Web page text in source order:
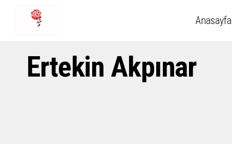
Anasayfa
Ertekin Akpınar